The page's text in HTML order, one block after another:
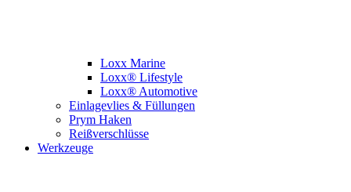
Loxx Marine
Loxx® Lifestyle
Loxx® Automotive
Einlagevlies & Füllungen
Prym Haken
Reißverschlüsse
Werkzeuge